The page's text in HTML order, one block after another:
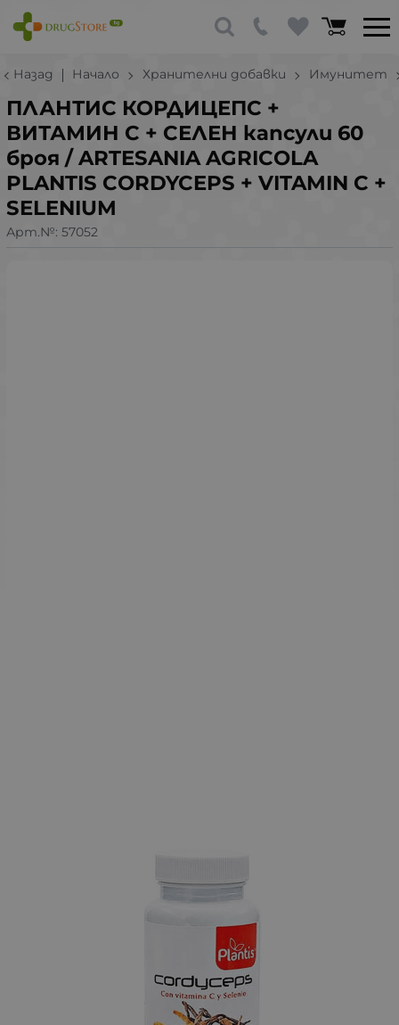
Назад Начало Хранителни добавки Имунитет
ПЛАНТИС КОРДИЦЕПС +
ВИТАМИН С + СЕЛЕН капсули 60
броя / ARTESANIA AGRICOLA
PLANTIS CORDYCEPS + VITAMIN C +
SELENIUM
Арт.№: 57052